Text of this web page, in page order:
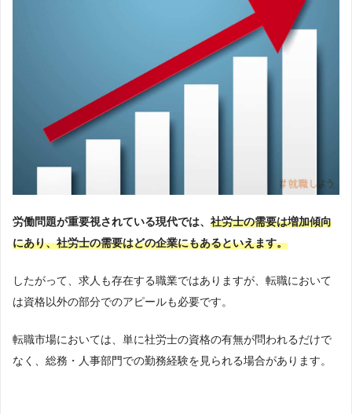
労働問題が重要視されている現代では、 社労士の需要は増加傾向
にあり、社労士の需要はどの企業にもあるといえます。
したがって、求人も存在する職業ではありますが、転職において
は資格以外の部分でのアピールも必要です。
転職市場においては、単に社労士の資格の有無が問われるだけで
なく、総務・人事部門での勤務経験を見られる場合があります。